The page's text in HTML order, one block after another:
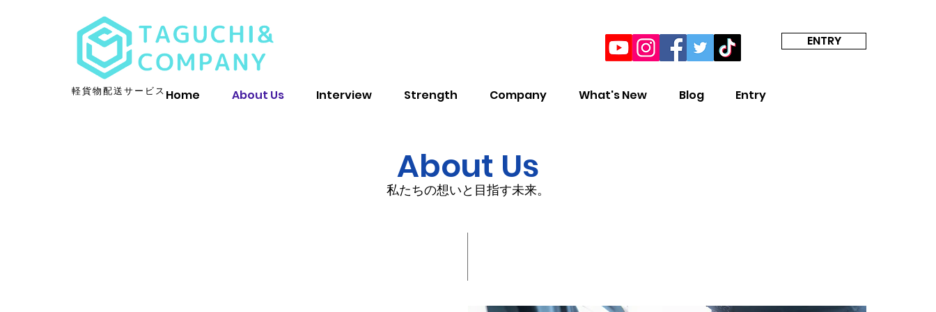
​軽貨物配送サービス
ENTRY
Home About Us Interview Strength Company What's New Blog Entry
About Us
私たちの想いと目指す未来。